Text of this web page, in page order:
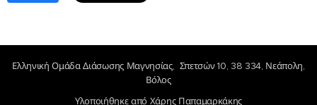
Ελληνική Ομάδα Διάσωσης Μαγνησίας, Σπετσών 10, 38 334, Νεάπολη,
Βόλος
Υλοποιήθηκε από Χάρης Παπαμαρκάκης